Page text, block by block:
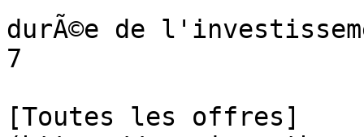
durÃ©e de
7
[Toutes les offres]